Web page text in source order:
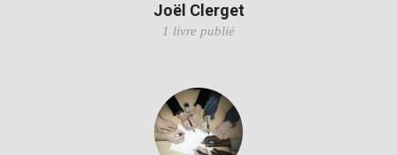
Joël Clerget
1 livre publié